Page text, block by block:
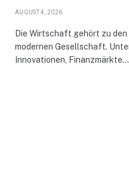
AUGUST 4, 2026
Die Wirtschaft gehört zu
modernen Gesellschaft.
Innovationen, Finanzmärkte…